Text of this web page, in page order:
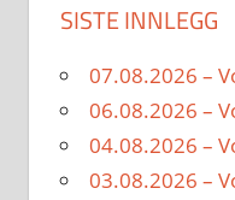
SISTE INNLEGG
07.08.2026 –
06.08.2026 –
04.08.2026 –
03.08.2026 –